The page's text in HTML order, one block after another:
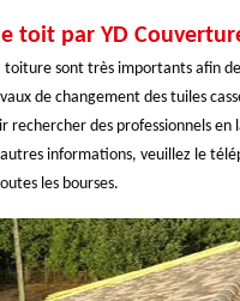
toit par YD
toiture sont très importants afin
de changement des tuiles
rechercher des professionnels
informations, veuillez le
les bourses.